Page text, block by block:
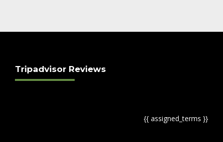
Tripadvisor Reviews
{{ assigned_terms }}